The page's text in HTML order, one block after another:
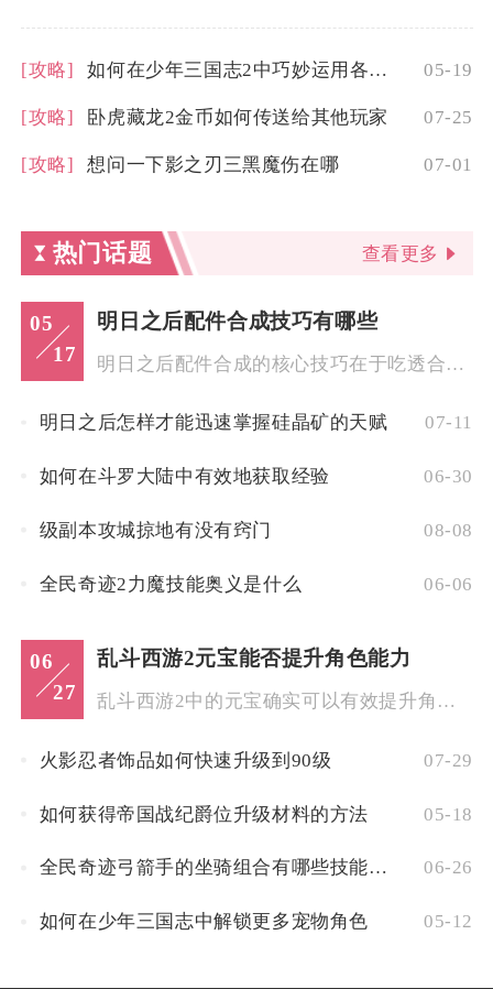
[攻略] 如何在少年三国志2中巧妙运用各种合击技 05-19
[攻略] 卧虎藏龙2金币如何传送给其他玩家 07-25
[攻略] 想问一下影之刃三黑魔伤在哪 07-01
热门话题 查看更多
05
17
明日之后配件合成技巧有哪些
明日之后配件合成的核心技巧在于吃透合成机制、巧用幸运值系统、...
明日之后怎样才能迅速掌握硅晶矿的天赋 07-11
如何在斗罗大陆中有效地获取经验 06-30
级副本攻城掠地有没有窍门 08-08
全民奇迹2力魔技能奥义是什么 06-06
06
27
乱斗西游2元宝能否提升角色能力
乱斗西游2中的元宝确实可以有效提升角色能力，但提升效果并非直...
火影忍者饰品如何快速升级到90级 07-29
如何获得帝国战纪爵位升级材料的方法 05-18
全民奇迹弓箭手的坐骑组合有哪些技能效果 06-26
如何在少年三国志中解锁更多宠物角色 05-12